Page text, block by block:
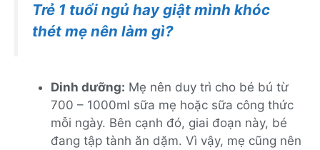
Trẻ 1 tuổi ngủ hay giật mình khóc
thét mẹ nên làm gì?
Dinh dưỡng: Mẹ nên duy trì cho bé bú từ
700 – 1000ml sữa mẹ hoặc sữa công thức
mỗi ngày. Bên cạnh đó, giai đoạn này, bé
đang tập tành ăn dặm. Vì vậy, mẹ cũng nên